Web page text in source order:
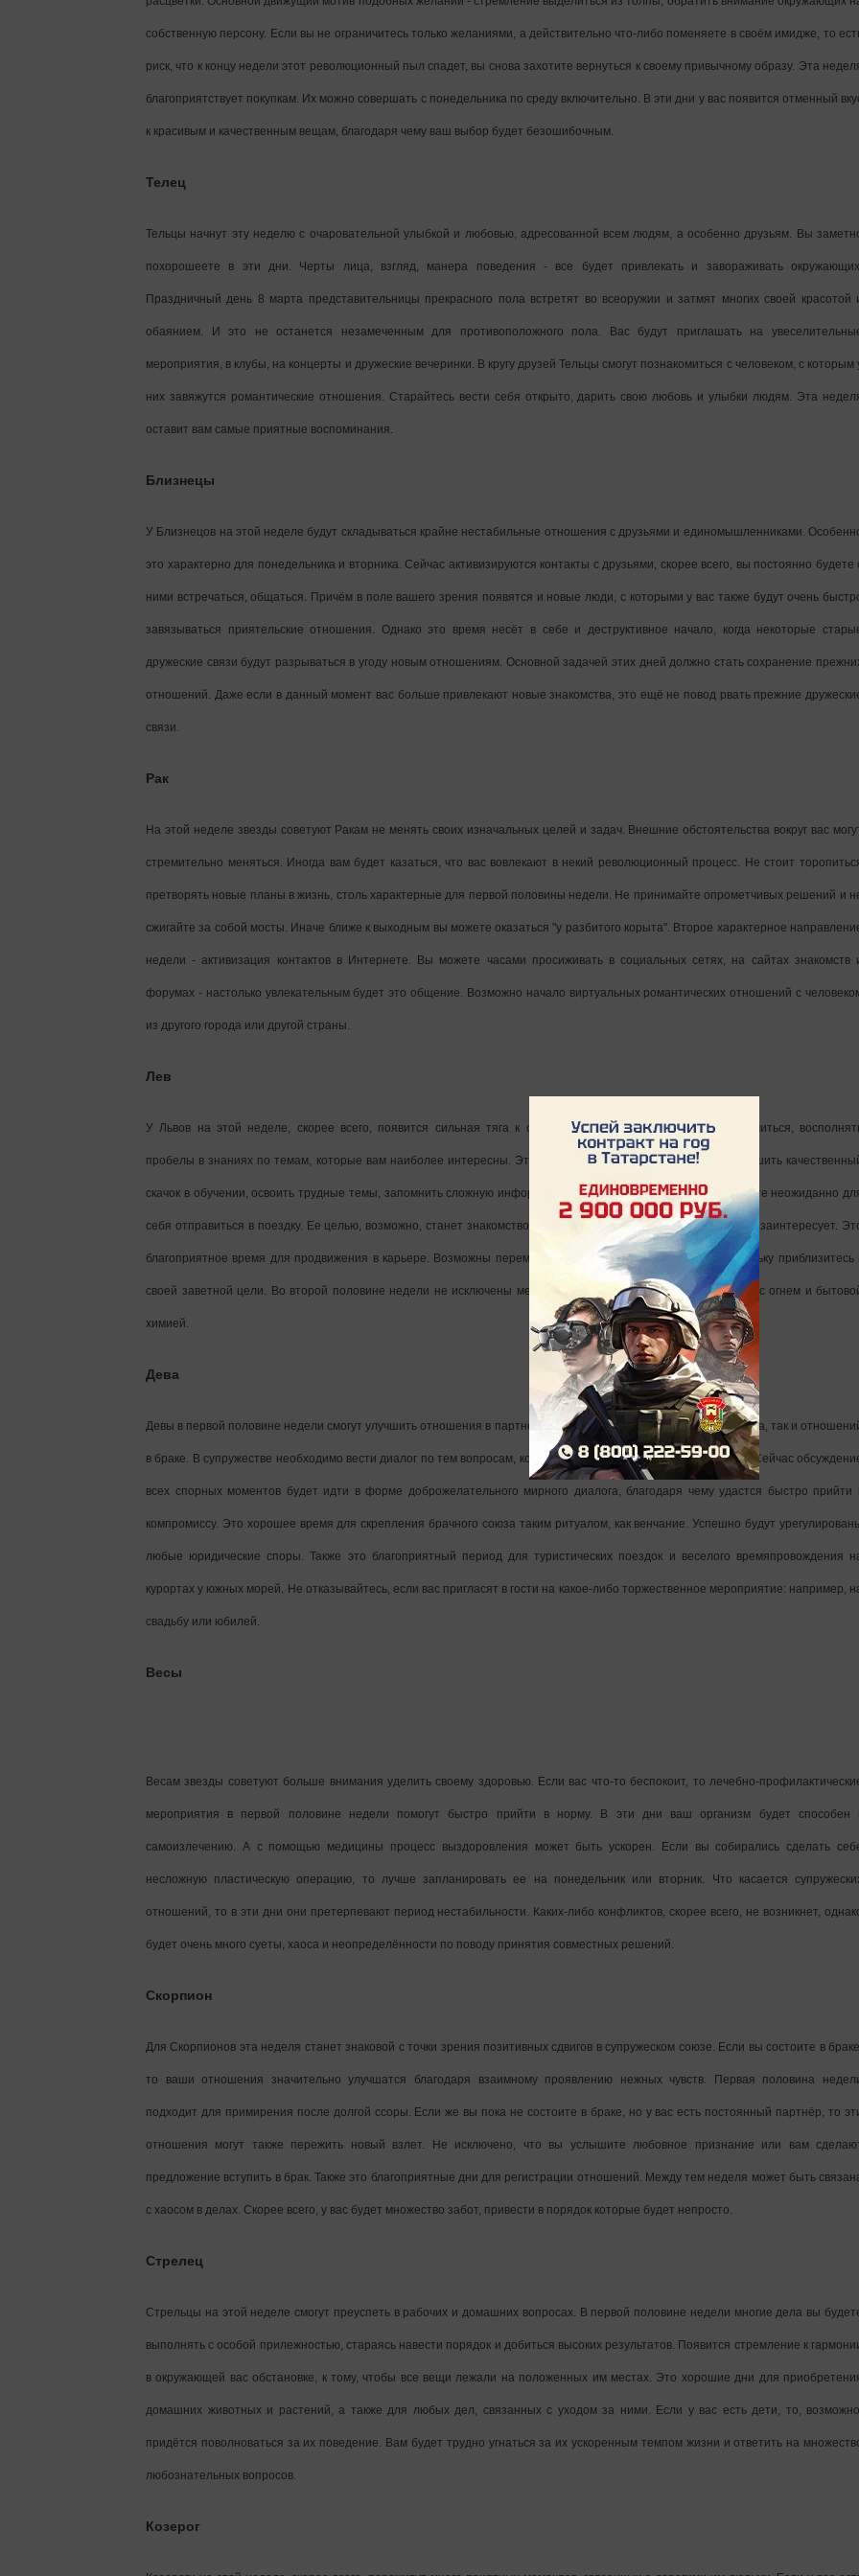
собственную персону. Если вы не ограничитесь только желаниями, а действительно что-либо поменяете в своём имидже, то
риск, что к концу недели этот революционный пыл спадет, вы снова захотите вернуться к своему привычному образу. Эта
благоприятствует покупкам. Их можно совершать с понедельника по среду включительно. В эти дни у вас появится отменный
к красивым и качественным вещам, благодаря чему ваш выбор будет безошибочным.
Телец
Тельцы начнут эту неделю с очаровательной улыбкой и любовью, адресованной всем людям, а особенно друзьям. Вы
похорошеете в эти дни. Черты лица, взгляд, манера поведения - все будет привлекать и завораживать
Праздничный день 8 марта представительницы прекрасного пола встретят во всеоружии и затмят многих своей красотой
обаянием. И это не останется незамеченным для противоположного пола. Вас будут приглашать на
мероприятия, в клубы, на концерты и дружеские вечеринки. В кругу друзей Тельцы смогут познакомиться с человеком, с которым
них завяжутся романтические отношения. Старайтесь вести себя открыто, дарить свою любовь и улыбки людям. Эта
оставит вам самые приятные воспоминания.
Близнецы
У Близнецов на этой неделе будут складываться крайне нестабильные отношения с друзьями и единомышленниками.
это характерно для понедельника и вторника. Сейчас активизируются контакты с друзьями, скорее всего, вы постоянно будете
ними встречаться, общаться. Причём в поле вашего зрения появятся и новые люди, с которыми у вас также будут очень
завязываться приятельские отношения. Однако это время несёт в себе и деструктивное начало, когда некоторые
дружеские связи будут разрываться в угоду новым отношениям. Основной задачей этих дней должно стать сохранение
отношений. Даже если в данный момент вас больше привлекают новые знакомства, это ещё не повод рвать прежние
связи.
Рак
На этой неделе звезды советуют Ракам не менять своих изначальных целей и задач. Внешние обстоятельства вокруг вас
стремительно меняться. Иногда вам будет казаться, что вас вовлекают в некий революционный процесс. Не стоит
претворять новые планы в жизнь, столь характерные для первой половины недели. Не принимайте опрометчивых решений и
сжигайте за собой мосты. Иначе ближе к выходным вы можете оказаться "у разбитого корыта". Второе характерное
недели - активизация контактов в Интернете. Вы можете часами просиживать в социальных сетях, на сайтах знакомств
форумах - настолько увлекательным будет это общение. Возможно начало виртуальных романтических отношений с
из другого города или другой страны.
Лев
У Львов на этой неделе, скорее всего, появится сильная тяга к обучению. Рекомендуется интенсивно учиться,
пробелы в знаниях по темам, которые вам наиболее интересны. Эти дни хороши тем, что вы можете совершить
скачок в обучении, освоить трудные темы, запомнить сложную информацию. Также в начале недели вы можете неожиданно
себя отправиться в поездку. Ее целью, возможно, станет знакомство с человеком, который вас чем-то сильно заинтересует.
благоприятное время для продвижения в карьере. Возможны перемены, в результате которых вы на ступеньку приблизитесь
своей заветной цели. Во второй половине недели не исключены мелкие травмы. Осторожнее обращайтесь с огнем и
химией.
Дева
Девы в первой половине недели смогут улучшить отношения в партнёрстве. Это касается как делового тандема, так и
в браке. В супружестве необходимо вести диалог по тем вопросам, которые накопились за последнее время. Сейчас
всех спорных моментов будет идти в форме доброжелательного мирного диалога, благодаря чему удастся быстро прийти
компромиссу. Это хорошее время для скрепления брачного союза таким ритуалом, как венчание. Успешно будут
любые юридические споры. Также это благоприятный период для туристических поездок и веселого времяпровождения
курортах у южных морей. Не отказывайтесь, если вас пригласят в гости на какое-либо торжественное мероприятие: например,
свадьбу или юбилей.
Весы
Весам звезды советуют больше внимания уделить своему здоровью. Если вас что-то беспокоит, то лечебно-
мероприятия в первой половине недели помогут быстро прийти в норму. В эти дни ваш организм будет способен
самоизлечению. А с помощью медицины процесс выздоровления может быть ускорен. Если вы собирались сделать
несложную пластическую операцию, то лучше запланировать ее на понедельник или вторник. Что касается
отношений, то в эти дни они претерпевают период нестабильности. Каких-либо конфликтов, скорее всего, не возникнет,
будет очень много суеты, хаоса и неопределённости по поводу принятия совместных решений.
Скорпион
Для Скорпионов эта неделя станет знаковой с точки зрения позитивных сдвигов в супружеском союзе. Если вы состоите в
то ваши отношения значительно улучшатся благодаря взаимному проявлению нежных чувств. Первая половина
подходит для примирения после долгой ссоры. Если же вы пока не состоите в браке, но у вас есть постоянный партнёр, то
отношения могут также пережить новый взлет. Не исключено, что вы услышите любовное признание или вам
предложение вступить в брак. Также это благоприятные дни для регистрации отношений. Между тем неделя может быть
с хаосом в делах. Скорее всего, у вас будет множество забот, привести в порядок которые будет непросто.
Стрелец
Стрельцы на этой неделе смогут преуспеть в рабочих и домашних вопросах. В первой половине недели многие дела вы
выполнять с особой прилежностью, стараясь навести порядок и добиться высоких результатов. Появится стремление к
в окружающей вас обстановке, к тому, чтобы все вещи лежали на положенных им местах. Это хорошие дни для
домашних животных и растений, а также для любых дел, связанных с уходом за ними. Если у вас есть дети, то,
придётся поволноваться за их поведение. Вам будет трудно угнаться за их ускоренным темпом жизни и ответить на
любознательных вопросов.
Козерог